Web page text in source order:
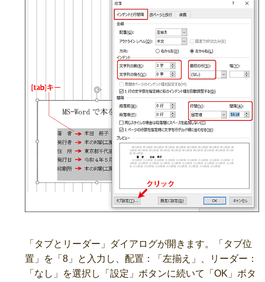
「タブとリーダー」ダイアログが開きます。「タブ位
置」を「8」と入力し、配置：「左揃え」、リーダー：
「なし」を選択し「設定」ボタンに続いて「OK」ボタ